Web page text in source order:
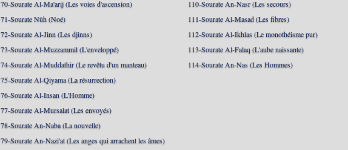
70-Sourate Al-Ma'arij (Les voies d'ascension)
71-Sourate Nûh (Noé)
72-Sourate Al-Jinn (Les djinns)
73-Sourate Al-Muzzammil (L'enveloppé)
74-Sourate Al-Muddathir (Le revêtu d'un manteau)
75-Sourate Al-Qiyama (La résurrection)
76-Sourate Al-Insan (L'Homme)
77-Sourate Al-Mursalat (Les envoyés)
78-Sourate An-Naba (La nouvelle)
79-Sourate An-Nazi'at (Les anges qui arrachent les âmes)
110-Sourate An-Nasr (Les secours)
111-Sourate Al-Masad (Les fibres)
112-Sourate Al-Ikhlas (Le monothéisme pur)
113-Sourate Al-Falaq (L'aube naissante)
114-Sourate An-Nas (Les Hommes)